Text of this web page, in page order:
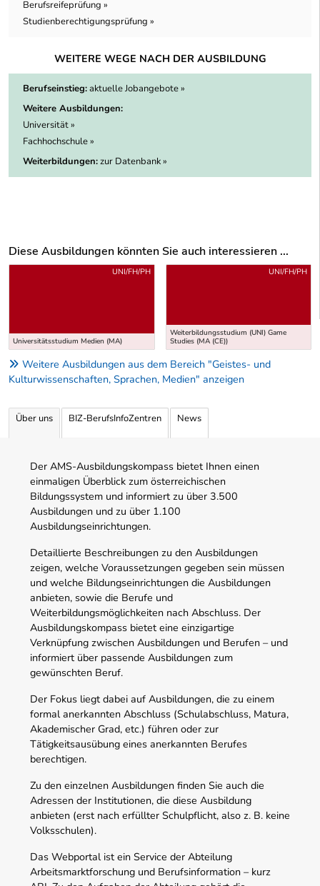
Berufsreifeprüfung »
Studienberechtigungsprüfung »
WEITERE WEGE NACH DER AUSBILDUNG
Berufseinstieg:aktuelle Jobangebote »
Weitere Ausbildungen:
Universität »
Fachhochschule »
Weiterbildungen:zur Datenbank »
Diese Ausbildungen könnten Sie auch interessieren ...
Uber weitere Ausbildungsvorschläge
Universitätsstudium Medien (MA)
UNI/FH/PH
Weiterbildungsstudium (UNI) Game
Studies (MA (CE))
UNI/FH/PH
Weitere Ausbildungen aus dem Bereich "Geistes- und
Kulturwissenschaften, Sprachen, Medien" anzeigen
Über uns BIZ-BerufsInfoZentren News
Der AMS-Ausbildungskompass bietet Ihnen einen
einmaligen Überblick zum österreichischen
Bildungssystem und informiert zu über 3.500
Ausbildungen und zu über 1.100
Ausbildungseinrichtungen.
Detaillierte Beschreibungen zu den Ausbildungen
zeigen, welche Voraussetzungen gegeben sein müssen
und welche Bildungseinrichtungen die Ausbildungen
anbieten, sowie die Berufe und
Weiterbildungsmöglichkeiten nach Abschluss. Der
Ausbildungskompass bietet eine einzigartige
Verknüpfung zwischen Ausbildungen und Berufen – und
informiert über passende Ausbildungen zum
gewünschten Beruf.
Der Fokus liegt dabei auf Ausbildungen, die zu einem
formal anerkannten Abschluss (Schulabschluss, Matura,
Akademischer Grad, etc.) führen oder zur
Tätigkeitsausübung eines anerkannten Berufes
berechtigen.
Zu den einzelnen Ausbildungen finden Sie auch die
Adressen der Institutionen, die diese Ausbildung
anbieten (erst nach erfüllter Schulpflicht, also z. B. keine
Volksschulen).
Das Webportal ist ein Service der Abteilung
Arbeitsmarktforschung und Berufsinformation – kurz